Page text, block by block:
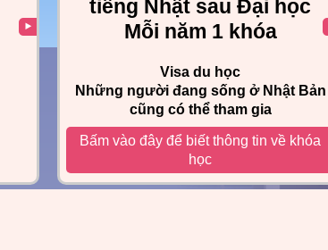
tiếng Nhật sau Đại học
Mỗi năm 1 khóa
Visa du học
Những người đang sống ở Nhật Bản
cũng có thể tham gia
Bấm vào đây để biết thông tin về khóa
học